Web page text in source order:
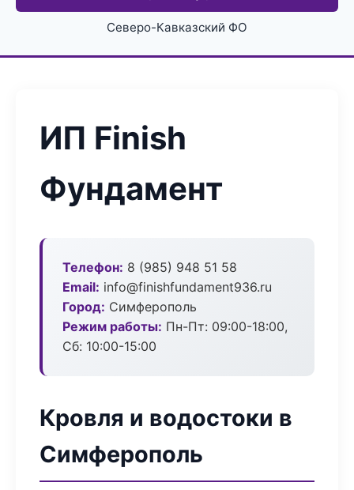
Северо-Кавказский ФО
ИП Finish
Фундамент
Телефон: 8 (985) 948 51 58
Email: info@finishfundament936.ru
Город: Симферополь
Режим работы: Пн-Пт: 09:00-18:00,
Сб: 10:00-15:00
Кровля и водостоки в
Симферополь